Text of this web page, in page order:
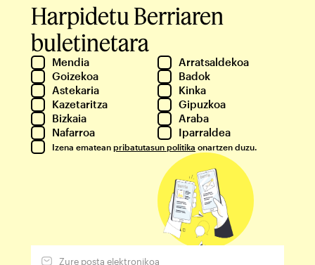
Harpidetu Berriaren
buletinetara
Mendia
Arratsaldekoa
Goizekoa
Badok
Astekaria
Kinka
Kazetaritza
Gipuzkoa
Bizkaia
Araba
Nafarroa
Iparraldea
Izena ematean pribatutasun politika onartzen duzu.